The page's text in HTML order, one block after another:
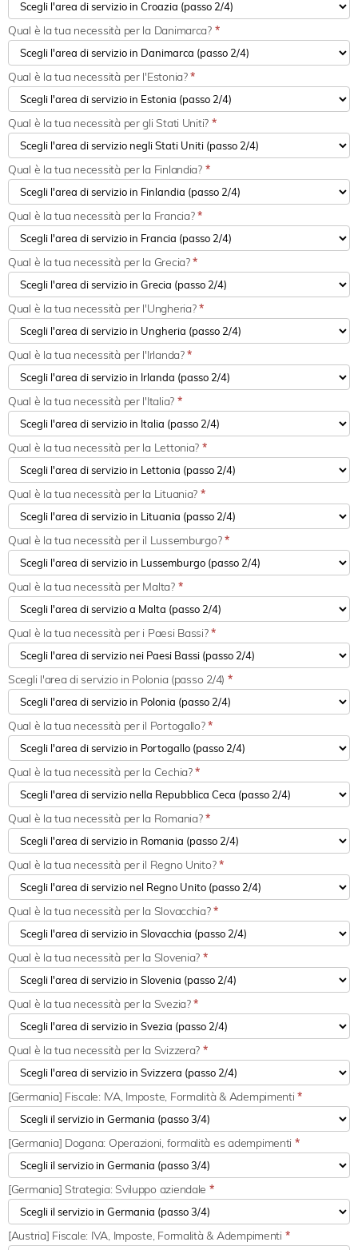
Qual è la tua necessità per la Danimarca? *
Qual è la tua necessità per l'Estonia?*
Qual è la tua necessità per gli Stati Uniti? *
Qual è la tua necessità per la Finlandia? *
Qual è la tua necessità per la Francia?*
Qual è la tua necessità per la Grecia?*
Qual è la tua necessità per l'Ungheria?*
Qual è la tua necessità per l'Irlanda?*
Qual è la tua necessità per l'Italia? *
Qual è la tua necessità per la Lettonia? *
Qual è la tua necessità per la Lituania? *
Qual è la tua necessità per il Lussemburgo?*
Qual è la tua necessità per Malta? *
Qual è la tua necessità per i Paesi Bassi?*
Scegli l'area di servizio in Polonia (passo 2/4) *
Qual è la tua necessità per il Portogallo?*
Qual è la tua necessità per la Cechia?*
Qual è la tua necessità per la Romania?*
Qual è la tua necessità per il Regno Unito?*
Qual è la tua necessità per la Slovacchia?*
Qual è la tua necessità per la Slovenia? *
Qual è la tua necessità per la Svezia?*
Qual è la tua necessità per la Svizzera? *
[Germania] Fiscale: IVA, Imposte, Formalità & Adempimenti*
[Germania] Dogana: Operazioni, formalità es adempimenti *
[Germania] Strategia: Sviluppo aziendale *
[Austria] Fiscale: IVA, Imposte, Formalità & Adempimenti *